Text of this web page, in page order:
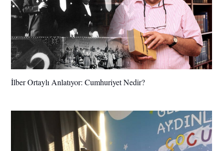
İlber Ortaylı Anlatıyor: Cumhuriyet Nedir?